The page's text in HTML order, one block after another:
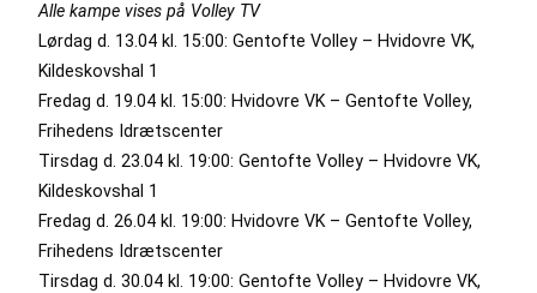
Alle kampe vises på Volley TV
Lørdag d. 13.04 kl. 15:00: Gentofte Volley – Hvidovre VK,
Kildeskovshal 1
Fredag d. 19.04 kl. 15:00: Hvidovre VK – Gentofte Volley,
Frihedens Idrætscenter
Tirsdag d. 23.04 kl. 19:00: Gentofte Volley – Hvidovre VK,
Kildeskovshal 1
Fredag d. 26.04 kl. 19:00: Hvidovre VK – Gentofte Volley,
Frihedens Idrætscenter
Tirsdag d. 30.04 kl. 19:00: Gentofte Volley – Hvidovre VK,